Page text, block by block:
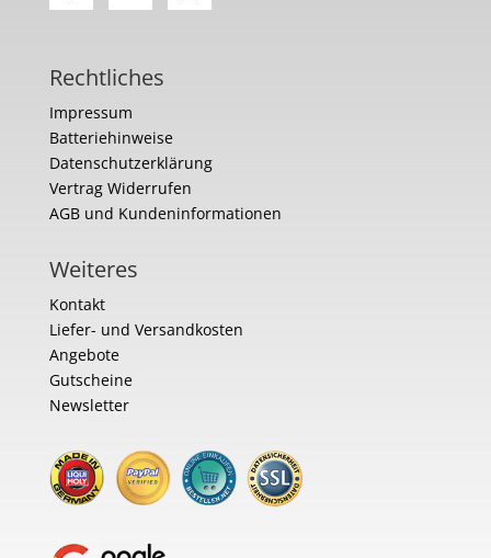
Rechtliches
Impressum
Batteriehinweise
Datenschutzerklärung
Vertrag Widerrufen
AGB und Kundeninformationen
Weiteres
Kontakt
Liefer- und Versandkosten
Angebote
Gutscheine
Newsletter